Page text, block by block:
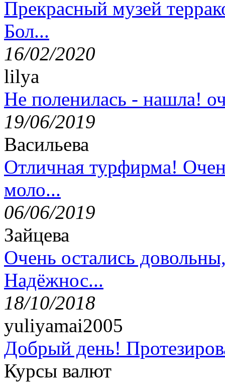
Прекрасный музей
Бол...
16/02/2020
lilya
Не поленилась - нашла!
19/06/2019
Васильева
Отличная турфирма!
моло...
06/06/2019
Зайцева
Очень остались
Надёжнос...
18/10/2018
yuliyamai2005
Добрый день!
Курсы валют